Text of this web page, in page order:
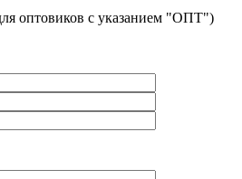
оптовиков с указанием "ОПТ")